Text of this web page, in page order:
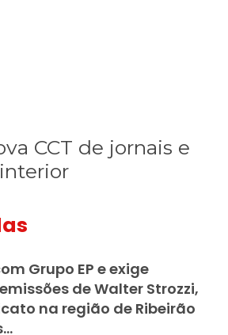
CCT de jornais e
Grupo EP e exige
de Walter Strozzi,
na região de Ribeirão